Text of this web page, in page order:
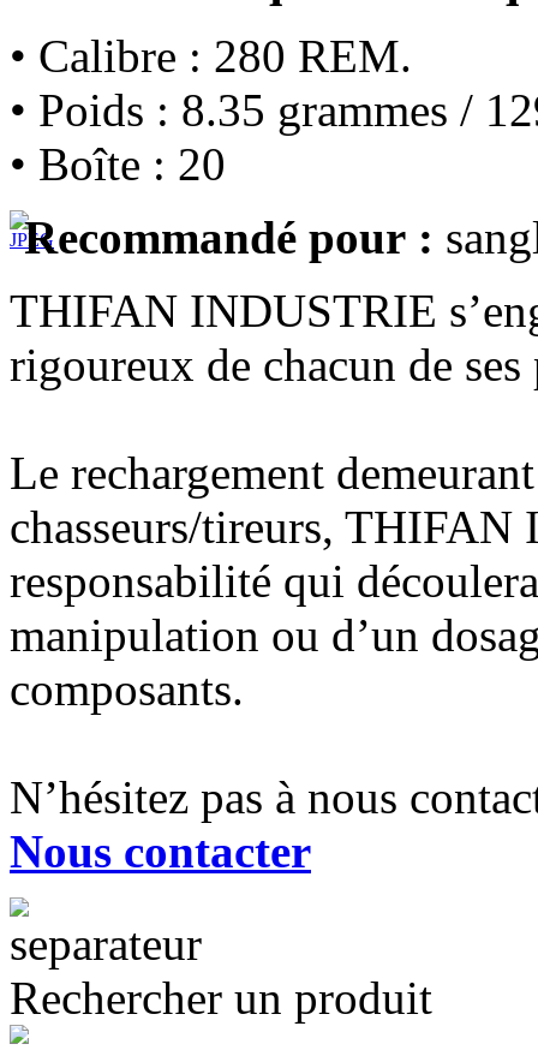
• Calibre : 280 REM.
• Poids : 8.35 grammes /
• Boîte : 20
Recommandé pour :
THIFAN INDUSTRIE
rigoureux de chacun de
Le rechargement
chasseurs/tireurs,
responsabilité qui
manipulation ou d’un
composants.
N’hésitez pas à nous
Nous contacter
Rechercher un produit